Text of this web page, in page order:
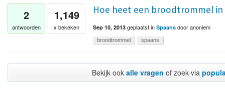
2
antwoorden
1,149
x bekeken
Hoe heet een broodtrommel in
Sep 10, 2013 geplaatstin Spaans dooranoniem
broodtrommel spaans
Bekijk ook alle vragen of zoek via